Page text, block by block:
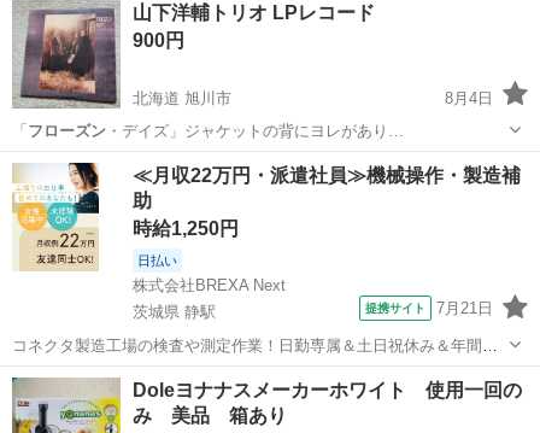
山下洋輔トリオ LPレコード
900円
北海道 旭川市
8月4日
「 フローズン・デイズ」ジャケットの背にヨレがあり…
北海道 旭川市 その他 LPレコード
≪月収22万円・派遣社員≫機械操作・製造補
助
時給1,250円
日払い
株式会社BREXA Next
茨城県 静駅
提携サイト 7月21日
コネクタ製造工場の検査や測定作業！日勤専属＆土日祝休み＆年間休
日128日★クリーンルーム内作業★マイカー通勤OK＆無料駐車場あり
★就業先食堂利用可！日払い制度あり！《茨城県常陸大宮市》 人気の
工場のお仕事 ◇コネクタ製造工...
茨城 常陸大宮市 静駅
Doleヨナナスメーカーホワイト 使用一回の
み 美品 箱あり